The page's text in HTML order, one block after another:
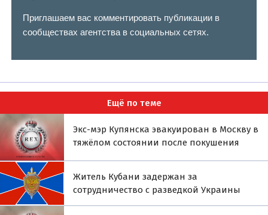
Приглашаем вас комментировать публикации в
сообществах агентства в социальных сетях.
Ещё по теме
Экс-мэр Купянска эвакуирован в Москву в
тяжёлом состоянии после покушения
Житель Кубани задержан за
сотрудничество с разведкой Украины